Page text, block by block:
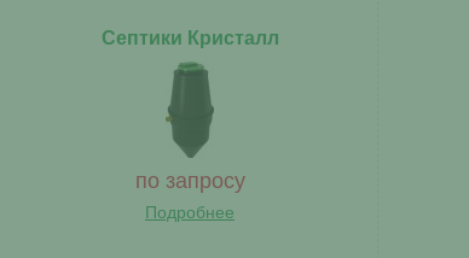
Септики Кристалл
по запросу
Подробнее